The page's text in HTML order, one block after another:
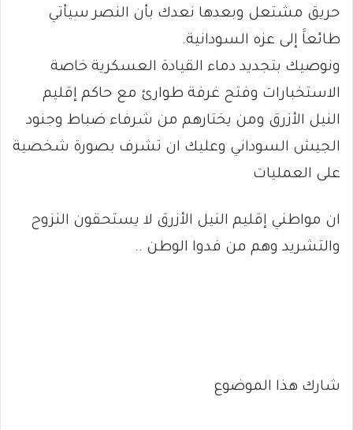
حريق مشتعل وبعدها نعدك بأن النصر سيأتي
طائعاََ إلى عزه السودانية.
ونوصيك بتجديد دماء القيادة العسكرية خاصة
الاستخبارات وفتح غرفة طوارئ مع حاكم إقليم
النيل الأزرق ومن يختارهم من شرفاء ضباط وجنود
الجيش السوداني وعليك ان تشرف بصورة شخصية
على العمليات
ان مواطني إقليم النيل الأزرق لا يستحقون النزوح
والتشريد وهم من فدوا الوطن ..
شارك هذا الموضوع